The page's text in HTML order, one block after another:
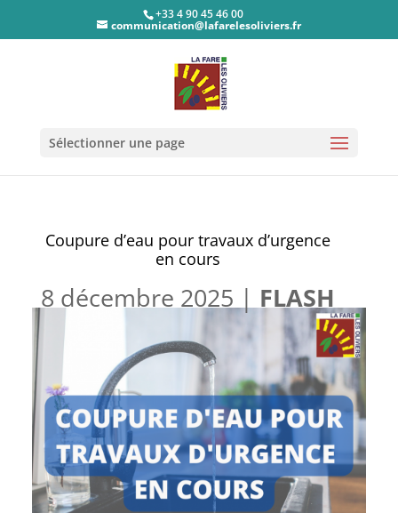
+33 4 90 45 46 00
communication@lafarelesoliviers.fr
Sélectionner une page
Coupure d’eau pour travaux d’urgence
en cours
8 décembre 2025 | FLASH